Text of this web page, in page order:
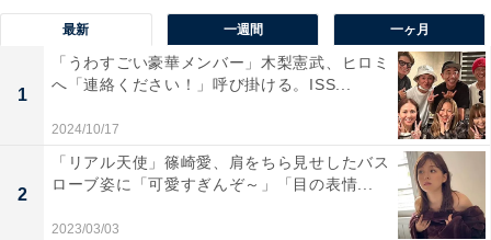
最新 一週間 一ヶ月
1
「うわすごい豪華メンバー」木梨憲武、ヒロミ
へ「連絡ください！」呼び掛ける。ISS...
2024/10/17
2
「リアル天使」篠崎愛、肩をちら見せしたバス
ローブ姿に「可愛すぎんぞ～」「目の表情...
2023/03/03